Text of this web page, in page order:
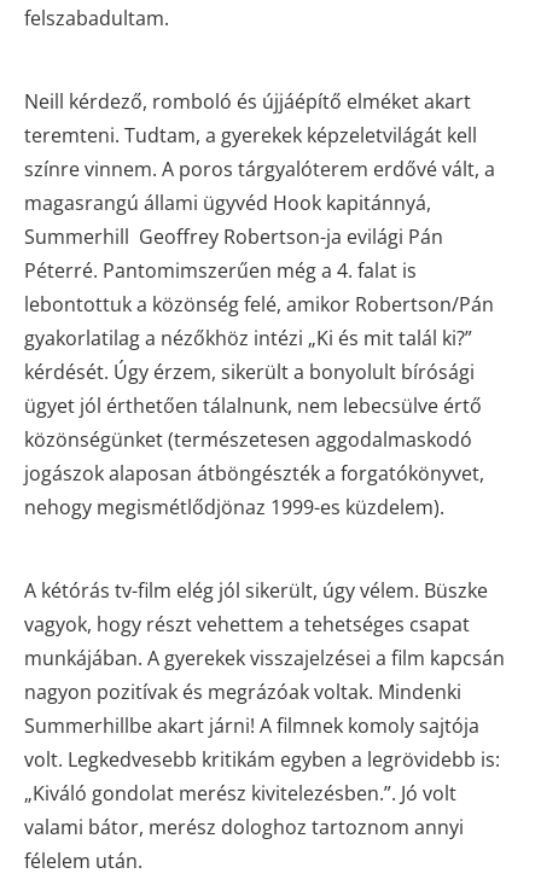
felszabadultam.
Neill kérdező, romboló és újjáépítő elméket akart
teremteni. Tudtam, a gyerekek képzeletvilágát kell
színre vinnem. A poros tárgyalóterem erdővé vált, a
magasrangú állami ügyvéd Hook kapitánnyá,
Summerhill Geoffrey Robertson-ja evilági Pán
Péterré. Pantomimszerűen még a 4. falat is
lebontottuk a közönség felé, amikor Robertson/Pán
gyakorlatilag a nézőkhöz intézi „Ki és mit talál ki?”
kérdését. Úgy érzem, sikerült a bonyolult bírósági
ügyet jól érthetően tálalnunk, nem lebecsülve értő
közönségünket (természetesen aggodalmaskodó
jogászok alaposan átböngészték a forgatókönyvet,
nehogy megismétlődjönaz 1999-es küzdelem).
A kétórás tv-film elég jól sikerült, úgy vélem. Büszke
vagyok, hogy részt vehettem a tehetséges csapat
munkájában. A gyerekek visszajelzései a film kapcsán
nagyon pozitívak és megrázóak voltak. Mindenki
Summerhillbe akart járni! A filmnek komoly sajtója
volt. Legkedvesebb kritikám egyben a legrövidebb is:
„Kiváló gondolat merész kivitelezésben.”. Jó volt
valami bátor, merész dologhoz tartoznom annyi
félelem után.